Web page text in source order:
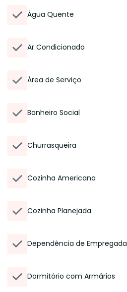
Água Quente
Ar Condicionado
Área de Serviço
Banheiro Social
Churrasqueira
Cozinha Americana
Cozinha Planejada
Dependência de Empregada
Dormitório com Armários